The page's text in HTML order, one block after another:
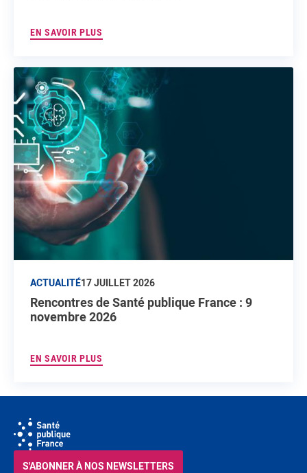
EN SAVOIR PLUS
ACTUALITÉ17 JUILLET 2026
Rencontres de Santé publique France : 9
novembre 2026
EN SAVOIR PLUS
S'ABONNER À NOS NEWSLETTERS